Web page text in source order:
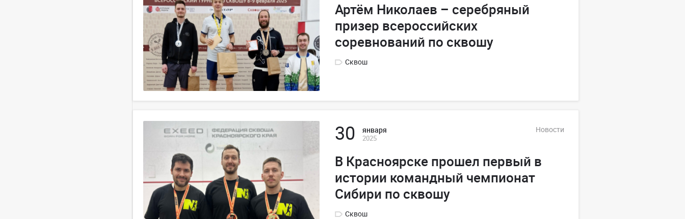
Артём Николаев – серебряный
призер всероссийских
соревнований по сквошу
Сквош
30 января
2025
Новости
В Красноярске прошел первый в
истории командный чемпионат
Сибири по сквошу
Сквош